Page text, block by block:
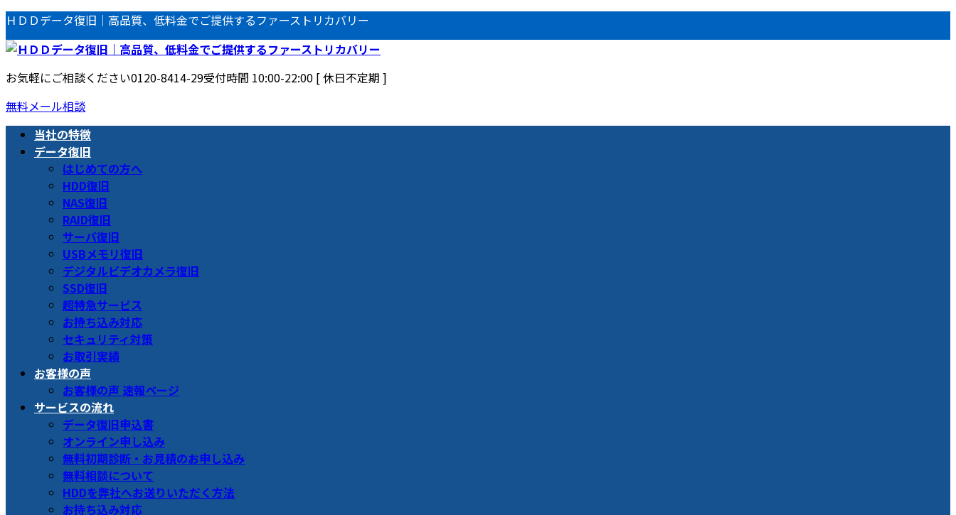
コ
ン
テ
ン
ツ
へ
ス
ナ
ビ
ゲ
ー
シ
ョ
ン
ＨＤＤデータ復旧｜高品質、低料金でご提供するファーストリカバリー
お気軽にご相談ください0120-8414-29受付時間 10:00-22:00 [ 休日不定期 ]
無料メール相談
当社の特徴
データ復旧
はじめての方へ
HDD復旧
NAS復旧
RAID復旧
サーバ復旧
USBメモリ復旧
デジタルビデオカメラ復旧
SSD復旧
超特急サービス
お持ち込み対応
セキュリティ対策
お取引実績
お客様の声
お客様の声 速報ページ
サービスの流れ
データ復旧申込書
オンライン申し込み
無料初期診断・お見積のお申し込み
無料相談について
HDDを弊社へお送りいただく方法
お持ち込み対応